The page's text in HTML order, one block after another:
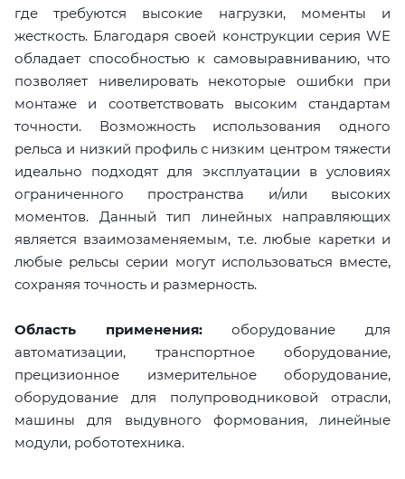
где требуются высокие нагрузки, моменты и
жесткость. Благодаря своей конструкции серия WE
обладает способностью к самовыравниванию, что
позволяет нивелировать некоторые ошибки при
монтаже и соответствовать высоким стандартам
точности. Возможность использования одного
рельса и низкий профиль с низким центром тяжести
идеально подходят для эксплуатации в условиях
ограниченного пространства и/или высоких
моментов. Данный тип линейных направляющих
является взаимозаменяемым, т.е. любые каретки и
любые рельсы серии могут использоваться вместе,
сохраняя точность и размерность.
Область применения:оборудование для
автоматизации, транспортное оборудование,
прецизионное измерительное оборудование,
оборудование для полупроводниковой отрасли,
машины для выдувного формования, линейные
модули, робототехника.